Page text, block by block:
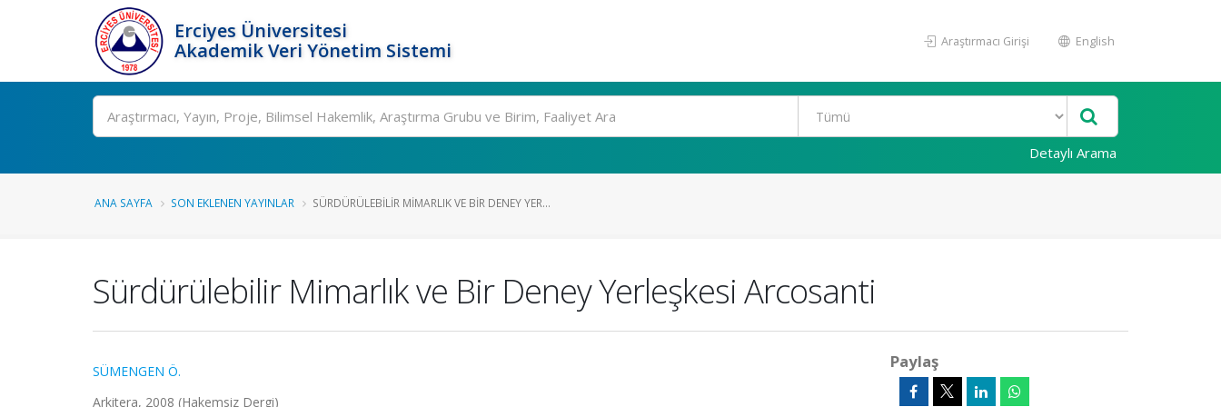
Erciyes Üniversitesi
Akademik Veri Yönetim Sistemi
Araştırmacı Girişi English
Ara
Detaylı Arama
ANA SAYFA SON EKLENEN YAYINLAR SÜRDÜRÜLEBILIR MIMARLIK VE BIR DENEY YER...
Sürdürülebilir Mimarlık ve Bir Deney Yerleşkesi Arcosanti
SÜMENGEN Ö.
Arkitera, 2008 (Hakemsiz Dergi)
Paylaş